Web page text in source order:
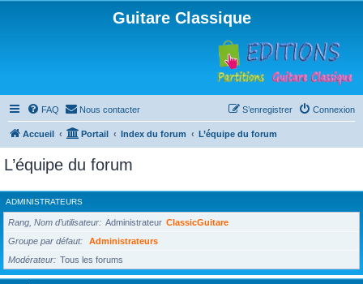
Guitare Classique
FAQ Nous contacter Connexion
S’enregistrer
Accueil Portail Index du forum L’équipe du forum
L’équipe du forum
ADMINISTRATEURS
Rang, Nom d’utilisateur Administrateur ClassicGuitare
Groupe par défaut
Administrateurs
Modérateur
Tous les forums